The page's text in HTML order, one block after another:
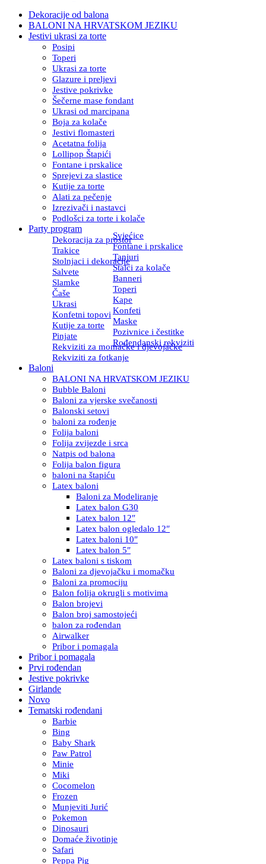
Dekoracije od balona
BALONI NA HRVATSKOM JEZIKU
Jestivi ukrasi za torte
Posipi
Toperi
Ukrasi za torte
Glazure i preljevi
Jestive pokrivke
Šečerne mase fondant
Ukrasi od marcipana
Boja za kolače
Jestivi flomasteri
Acetatna folija
Lollipop Štapići
Fontane i prskalice
Sprejevi za slastice
Kutije za torte
Alati za pečenje
Izrezivači i nastavci
Podlošci za torte i kolače
Party program
Dekoracija za prostor
Svjećice
Trakice
Fontane i prskalice
Stolnjaci i dekoracije
Tanjuri
Salvete
Stalci za kolače
Slamke
Banneri
Čaše
Toperi
Ukrasi
Kape
Konfetni topovi Konfeti
Kutije za torte
Maske
Pinjate
Pozivnice i čestitke
Rekviziti za momačke i djevojačke
Rođendanski rekviziti
Rekviziti za fotkanje
Baloni
BALONI NA HRVATSKOM JEZIKU
Bubble Baloni
Baloni za vjerske svečanosti
Balonski setovi
baloni za rođenje
Folija baloni
Folija zvijezde i srca
Natpis od balona
Folija balon figura
baloni na štapiću
Latex baloni
Baloni za Modeliranje
Latex balon G30
Latex balon 12″
Latex balon ogledalo 12″
Latex baloni 10″
Latex balon 5″
Latex baloni s tiskom
Baloni za djevojačku i momačku
Baloni za promociju
Balon folija okrugli s motivima
Balon brojevi
Balon broj samostojeći
balon za rođendan
Airwalker
Pribor i pomagala
Pribor i pomagala
Prvi rođendan
Jestive pokrivke
Girlande
Novo
Tematski rođendani
Barbie
Bing
Baby Shark
Paw Patrol
Minie
Miki
Cocomelon
Frozen
Munjeviti Jurić
Pokemon
Dinosauri
Domaće životinje
Safari
Peppa Pig